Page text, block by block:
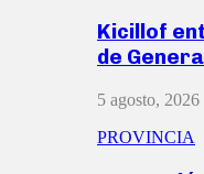
Kicillof
de
5 agosto, 2026
PROVINCIA